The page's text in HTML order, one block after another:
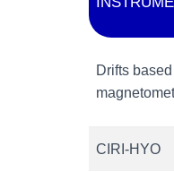
Drifts
CIRI-HYO